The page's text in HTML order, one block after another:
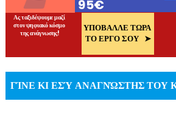
ΓΊΝΕ ΚΙ ΕΣΎ ΑΝΑΓΝΏΣΤΗΣ ΤΟΥ